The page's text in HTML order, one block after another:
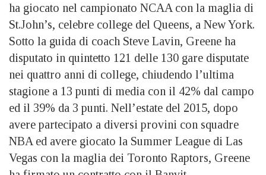
ha giocato nel campionato NCAA con la maglia di
St.John’s, celebre college del Queens, a New York.
Sotto la guida di coach Steve Lavin, Greene ha
disputato in quintetto 121 delle 130 gare disputate
nei quattro anni di college, chiudendo l’ultima
stagione a 13 punti di media con il 42% dal campo
ed il 39% da 3 punti. Nell’estate del 2015, dopo
avere partecipato a diversi provini con squadre
NBA ed avere giocato la Summer League di Las
Vegas con la maglia dei Toronto Raptors, Greene